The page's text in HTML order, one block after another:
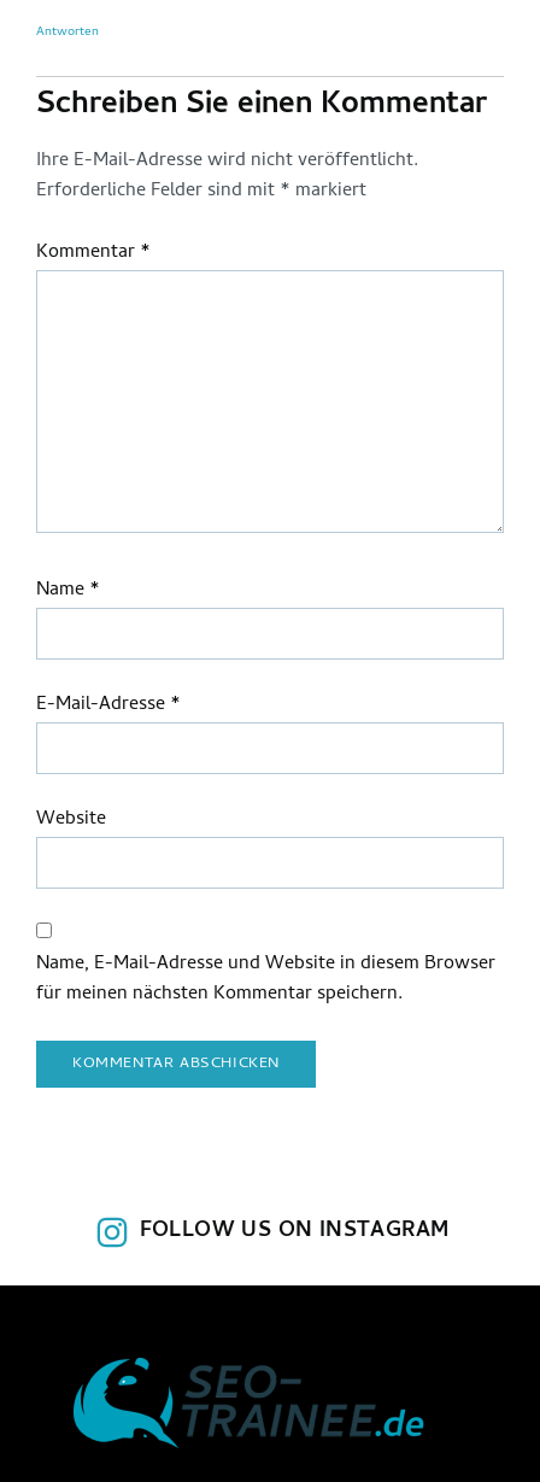
Antworten
Schreiben Sie einen Kommentar
Ihre E-Mail-Adresse wird nicht veröffentlicht.
Erforderliche Felder sind mit* markiert
Kommentar*
Name*
E-Mail-Adresse*
Website
Name, E-Mail-Adresse und Website in diesem Browser
für meinen nächsten Kommentar speichern.
FOLLOW US ON INSTAGRAM